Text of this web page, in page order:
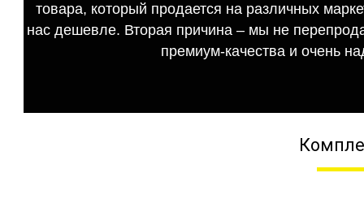
товара, который продается на различных
нас дешевле. Вторая причина – мы не
премиум-качества и очень